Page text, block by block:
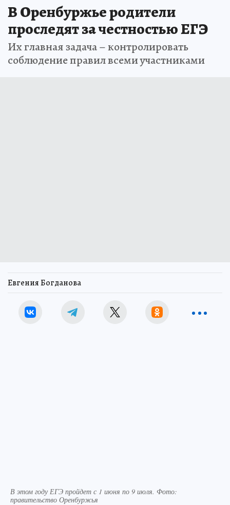
В Оренбуржье родители
проследят за честностью ЕГЭ
Их главная задача – контролировать
соблюдение правил всеми участниками
Евгения Богданова
В этом году ЕГЭ пройдет с 1 июня по 9 июля. Фото:
правительство Оренбуржья